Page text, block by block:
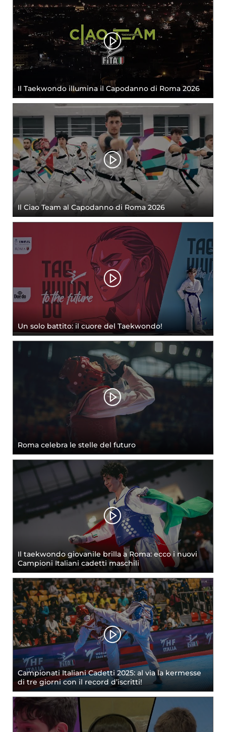
Il Taekwondo illumina il Capodanno di Roma 2026
Il Ciao Team al Capodanno di Roma 2026
Un solo battito: il cuore del Taekwondo!
Roma celebra le stelle del futuro
Il taekwondo giovanile brilla a Roma: ecco i nuovi
Campioni Italiani cadetti maschili
Campionati Italiani Cadetti 2025: al via la kermesse
di tre giorni con il record d’iscritti!